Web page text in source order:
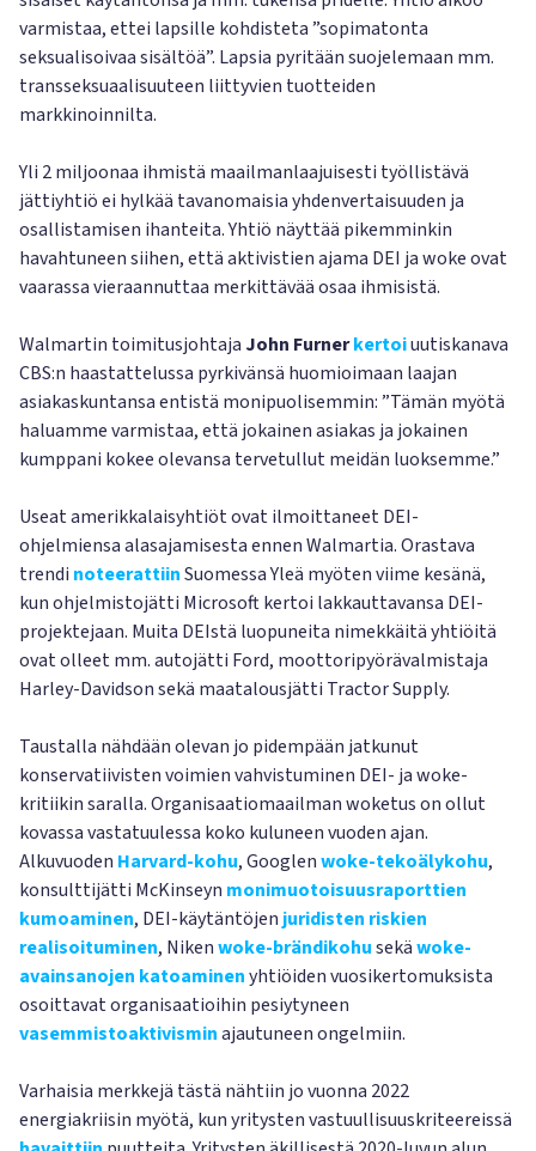
varmistaa, ettei lapsille kohdisteta ”sopimatonta
seksualisoivaa sisältöä”. Lapsia pyritään suojelemaan mm.
transseksuaalisuuteen liittyvien tuotteiden
markkinoinnilta.
Yli 2 miljoonaa ihmistä maailmanlaajuisesti työllistävä
jättiyhtiö ei hylkää tavanomaisia yhdenvertaisuuden ja
osallistamisen ihanteita. Yhtiö näyttää pikemminkin
havahtuneen siihen, että aktivistien ajama DEI ja woke ovat
vaarassa vieraannuttaa merkittävää osaa ihmisistä.
Walmartin toimitusjohtaja John Furnerkertoiuutiskanava
CBS:n haastattelussa pyrkivänsä huomioimaan laajan
asiakaskuntansa entistä monipuolisemmin: ”Tämän myötä
haluamme varmistaa, että jokainen asiakas ja jokainen
kumppani kokee olevansa tervetullut meidän luoksemme.”
Useat amerikkalaisyhtiöt ovat ilmoittaneet DEI-
ohjelmiensa alasajamisesta ennen Walmartia. Orastava
trendi noteerattiinSuomessa Yleä myöten viime kesänä,
kun ohjelmistojätti Microsoft kertoi lakkauttavansa DEI-
projektejaan. Muita DEIstä luopuneita nimekkäitä yhtiöitä
ovat olleet mm. autojätti Ford, moottoripyörävalmistaja
Harley-Davidson sekä maatalousjätti Tractor Supply.
Taustalla nähdään olevan jo pidempään jatkunut
konservatiivisten voimien vahvistuminen DEI- ja woke-
kritiikin saralla. Organisaatiomaailman woketus on ollut
kovassa vastatuulessa koko kuluneen vuoden ajan.
Alkuvuoden Harvard-kohu, Googlenwoke-tekoälykohu,
konsulttijätti McKinseyn monimuotoisuusraporttien
kumoaminen, DEI-käytäntöjen juridisten riskien
realisoituminen, Nikenwoke-brändikohusekäwoke-
avainsanojen katoaminenyhtiöiden vuosikertomuksista
osoittavat organisaatioihin pesiytyneen
vasemmistoaktivisminajautuneen ongelmiin.
Varhaisia merkkejä tästä nähtiin jo vuonna 2022
energiakriisin myötä, kun yritysten vastuullisuuskriteereissä